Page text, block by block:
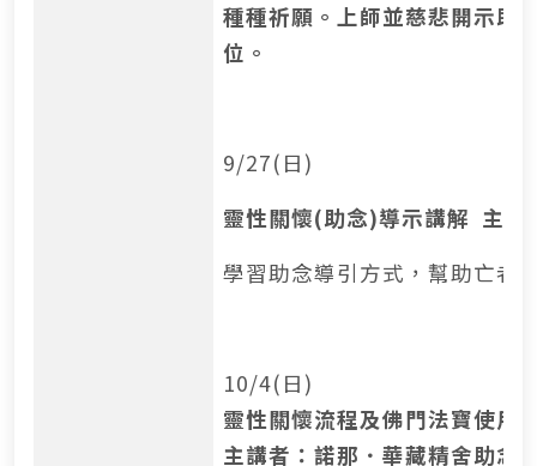
種種祈願。上師並慈悲開示助
位。
9/27(日)
靈性關懷(助念)導示講解 主講
學習助念導引方式，幫助亡者
10/4(日)
靈性關懷流程及佛門法寶使用
主講者：諾那．華藏精舍助念